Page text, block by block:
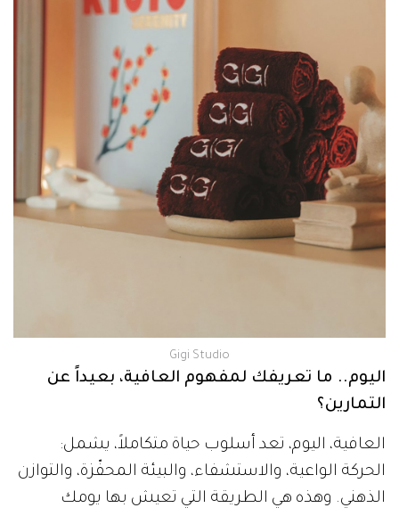
Gigi Studio
اليوم.. ما تعريفك لمفهوم العافية، بعيداً عن
التمارين؟
العافية، اليوم، تعد أسلوب حياة متكاملاً، يشمل:
الحركة الواعية، والاستشفاء، والبيئة المحفّزة، والتوازن
الذهني. وهذه هي الطريقة التي تعيش بها يومك